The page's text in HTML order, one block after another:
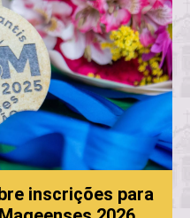
inscrições para